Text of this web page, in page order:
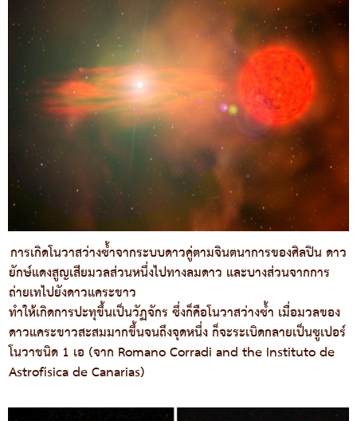
การเกิดโนวาสว่างซ้ำจากระบบดาวคู่ตามจินตนาการของศิลปิน ดาว
ยักษ์แดงสูญเสียมวลส่วนหนึ่งไปทางลมดาว และบางส่วนจากการ
ถ่ายเทไปยังดาวแคระขาว
ทำให้เกิดการปะทุขึ้นเป็นวัฏจักร ซึ่งก็คือโนวาสว่างซ้ำ เมื่อมวลของ
ดาวแคระขาวสะสมมากขึ้นจนถึงจุดหนึ่ง ก็จะระเบิดกลายเป็นซูเปอร์
โนวาชนิด 1 เอ (จาก Romano Corradi and the Instituto de
Astrofísica de Canarias)